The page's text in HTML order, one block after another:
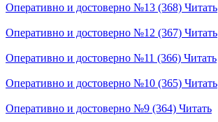
Оперативно и достоверно №13 (368) Читать
Оперативно и достоверно №12 (367) Читать
Оперативно и достоверно №11 (366) Читать
Оперативно и достоверно №10 (365) Читать
Оперативно и достоверно №9 (364) Читать